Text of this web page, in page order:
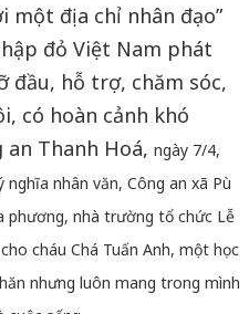
một địa chỉ nhân đạo”
đỏ Việt Nam phát
đầu, hỗ trợ, chăm sóc,
có hoàn cảnh khó
an Thanh Hoá, ngày 7/4,
nhân văn, Công an xã Pù
phương, nhà trường tổ chức Lễ
cháu Chá Tuấn Anh, một học
nhưng luôn mang trong mình